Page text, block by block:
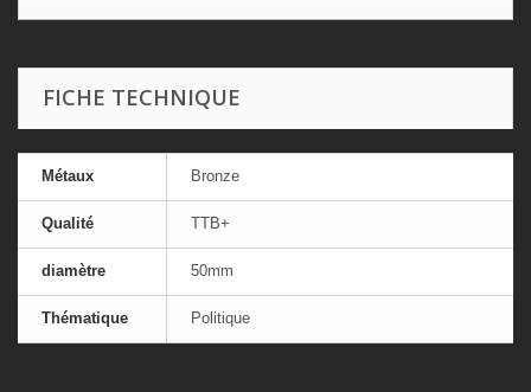
FICHE TECHNIQUE
Métaux Bronze
Qualité TTB+
diamètre 50mm
Thématique Politique